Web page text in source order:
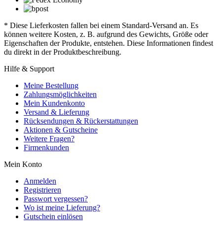
* Diese Lieferkosten fallen bei einem Standard-Versand an. Es
können weitere Kosten, z. B. aufgrund des Gewichts, Größe oder
Eigenschaften der Produkte, entstehen. Diese Informationen findest
du direkt in der Produktbeschreibung.
Hilfe & Support
Meine Bestellung
Zahlungsmöglichkeiten
Mein Kundenkonto
Versand & Lieferung
Rücksendungen & Rückerstattungen
Aktionen & Gutscheine
Weitere Fragen?
Firmenkunden
Mein Konto
Anmelden
Registrieren
Passwort vergessen?
Wo ist meine Lieferung?
Gutschein einlösen